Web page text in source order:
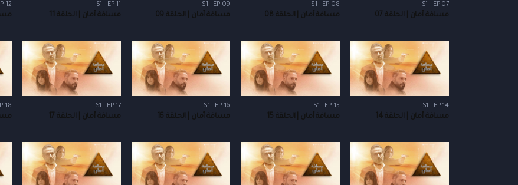
S1 - EP 07
مسافة أمان | الحلقة 07
S1 - EP 08
مسافة أمان | الحلقة 08
S1 - EP 09
مسافة أمان | الحلقة 09
S1 - EP 11
مسافة أمان | الحلقة 11
12
S1 - EP 14
مسافة أمان | الحلقة 14
S1 - EP 15
مسافة أمان | الحلقة 15
S1 - EP 16
مسافة أمان | الحلقة 16
S1 - EP 17
مسافة أمان | الحلقة 17
18